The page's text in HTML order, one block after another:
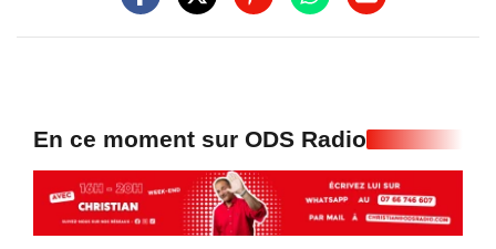
En ce moment sur ODS Radio